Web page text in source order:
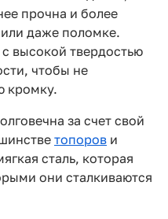
прочна и более
даже поломке.
с высокой твердостью
чтобы не
кромку.
за счет свой
топоров и
сталь, которая
они сталкиваются